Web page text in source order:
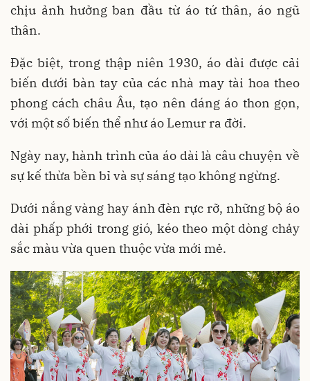
chịu ảnh hưởng ban đầu từ áo tứ thân, áo ngũ
thân.
Đặc biệt, trong thập niên 1930, áo dài được cải
biến dưới bàn tay của các nhà may tài hoa theo
phong cách châu Âu, tạo nên dáng áo thon gọn,
với một số biến thể như áo Lemur ra đời.
Ngày nay, hành trình của áo dài là câu chuyện về
sự kế thừa bền bỉ và sự sáng tạo không ngừng.
Dưới nắng vàng hay ánh đèn rực rỡ, những bộ áo
dài phấp phới trong gió, kéo theo một dòng chảy
sắc màu vừa quen thuộc vừa mới mẻ.